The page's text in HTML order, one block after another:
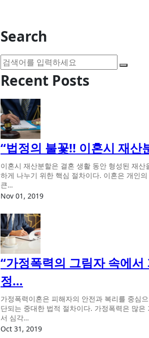
Search
Recent Posts
“법정의 불꽃!! 이혼시 재산
이혼시 재산분할은 결혼 생활 동안 형성된 재산
하게 나누기 위한 핵심 절차이다. 이혼은 개인의
큰…
Nov 01, 2019
“가정폭력의 그림자 속에서
정…
가정폭력이혼은 피해자의 안전과 복리를 중심
단되는 중대한 법적 절차이다. 가정폭력은 많은
서 심각…
Oct 31, 2019